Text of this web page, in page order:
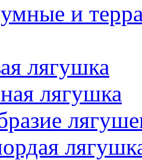
и
лягушка
лягушка